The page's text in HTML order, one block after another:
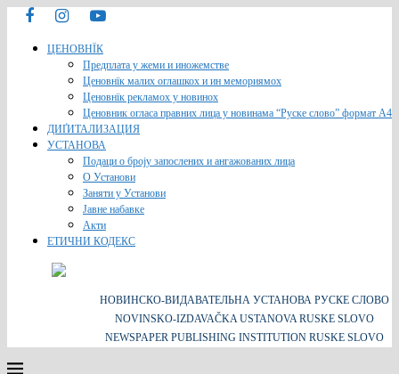
ЦЕНОВНЇК
Предплата у жеми и иножемстве
Ценовнїк малих оглашкох и ин мемориямох
Ценовнїк рекламох у новинох
Ценовник огласа правних лица у новинама “Руске слово” формат A4
ДИҐИТАЛИЗАЦИЯ
УСТАНОВА
Подаци о броју запослених и ангажованих лица
О Установи
Заняти у Установи
Јавне набавке
Акти
ЕТИЧНИ КОДЕКС
НОВИНСКО-ВИДАВАТЕЛЬНА УСТАНОВА РУСКЕ СЛОВО
NOVINSKO-IZDAVAČKA USTANOVA RUSKE SLOVO
NEWSPAPER PUBLISHING INSTITUTION RUSKE SLOVO